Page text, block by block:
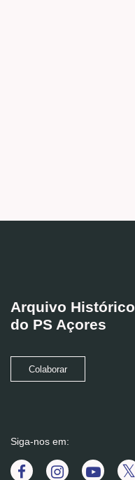
Arquivo Histórico
do PS Açores
Colaborar
Siga-nos em: